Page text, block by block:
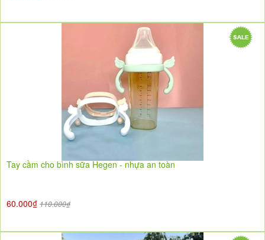
Tay cầm cho bình sữa Hegen - nhựa an toàn
60.000₫ 110.000₫